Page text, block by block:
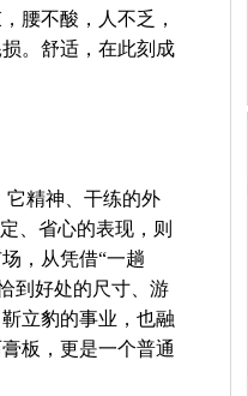
腰不酸，人不乏，
。舒适，在此刻成
它精神、干练的外
、省心的表现，则
，从凭借“一趟
到好处的尺寸、游
立豹的事业，也融
板，更是一个普通